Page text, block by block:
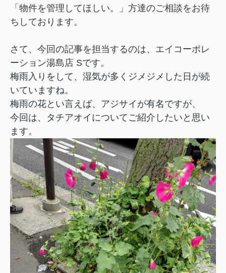
「物件を管理してほしい。」方達のご相談をお待
ちしております。
さて、今回の記事を担当するのは、 エイコーポレ
ーション湯島店 Sです。
梅雨入りをして、湿気が多くジメジメした日が続
いていますね。
梅雨の花とい言えば、アジサイが有名ですが、
今回は、タチアオイについてご紹介したいと思い
ます。